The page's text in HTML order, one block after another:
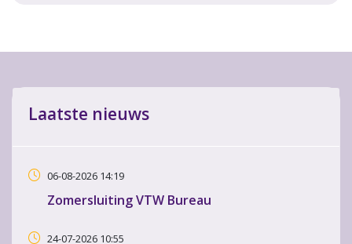
Laatste nieuws
06-08-2026 14:19
Zomersluiting VTW Bureau
24-07-2026 10:55